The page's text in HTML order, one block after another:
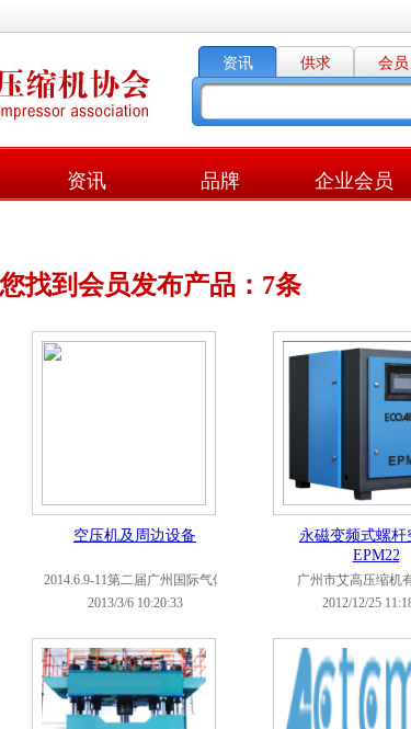
资讯 供求 会员
资讯 品牌 企业会员
找到会员发布产品：7条
空压机及周边设备
2014.6.9-11第二届广州国际气体
工业及空压机展览会
2013/3/6 10:20:33
永磁变频式螺杆
EPM22
广州市艾高压缩机
2012/12/25